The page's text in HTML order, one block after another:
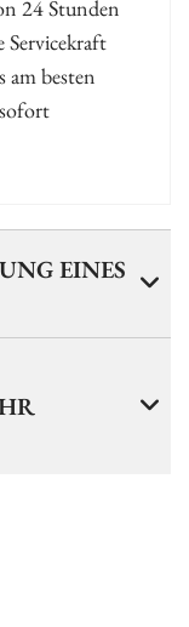
24 Stunden
Servicekraft
am besten
EINES